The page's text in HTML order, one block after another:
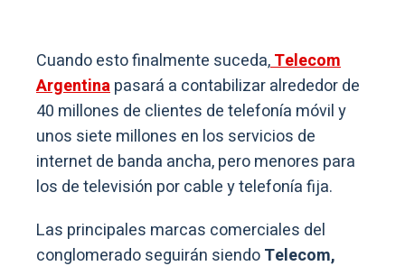
Cuando esto finalmente suceda,Telecom
Argentinapasará a contabilizar alrededor de
40 millones de clientes de telefonía móvil y
unos siete millones en los servicios de
internet de banda ancha, pero menores para
los de televisión por cable y telefonía fija.
Las principales marcas comerciales del
conglomerado seguirán siendoTelecom,